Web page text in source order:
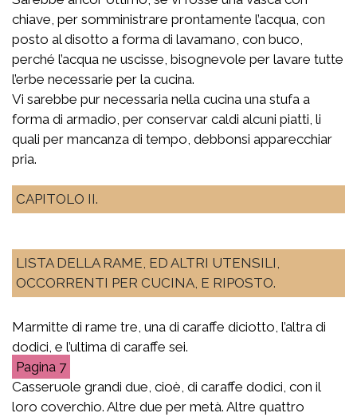
chiave, per somministrare prontamente l’acqua, con
posto al disotto a forma di lavamano, con buco,
perché l’acqua ne uscisse, bisognevole per lavare tutte
l’erbe necessarie per la cucina.
Vi sarebbe pur necessaria nella cucina una stufa a
forma di armadio, per conservar caldi alcuni piatti, li
quali per mancanza di tempo, debbonsi apparecchiar
pria.
CAPITOLO II.
LISTA DELLA RAME, ED ALTRI UTENSILI,
OCCORRENTI PER CUCINA, E RIPOSTO.
Marmitte di rame tre, una di caraffe diciotto, l’altra di
dodici, e l’ultima di caraffe sei.
7
Casseruole grandi due, cioè, di caraffe dodici, con il
loro coverchio. Altre due per metà. Altre quattro